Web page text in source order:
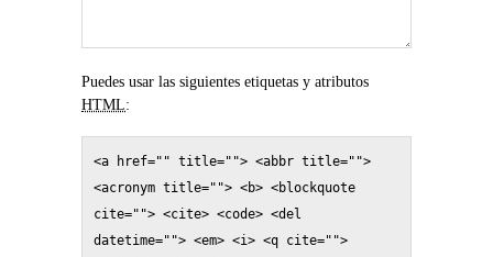
Puedes usar las siguientes etiquetas y atributos
HTML:
<a href="" title=""> <abbr title="">
<acronym title=""> <b> <blockquote
cite=""> <cite> <code> <del
datetime=""> <em> <i> <q cite="">